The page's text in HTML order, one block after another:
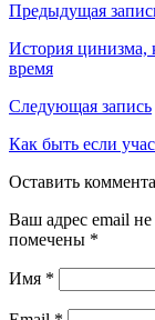
Предыдущая
История цинизма,
время
Следующая запись
Как быть если
Оставить
Ваш адрес email не
помечены *
Имя *